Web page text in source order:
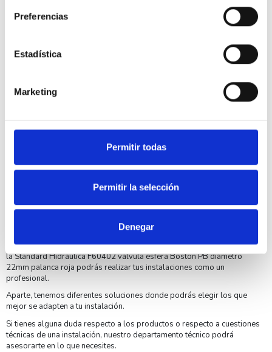
Preferencias
Estadística
Marketing
Permitir todas
Permitir la selección
Denegar
Por otro lado, tenemos todo tipo de cableado, accesorios y pequeño
material para realizar tus instalaciones de una manera profesional. Con
la Standard Hidráulica F60402 válvula esfera Boston PB diámetro
22mm palanca roja podrás realizar tus instalaciones como un
profesional.
Aparte, tenemos diferentes soluciones donde podrás elegir los que
mejor se adapten a tu instalación.
Si tienes alguna duda respecto a los productos o respecto a cuestiones
técnicas de una instalación, nuestro departamento técnico podrá
asesorarte en lo que necesites.